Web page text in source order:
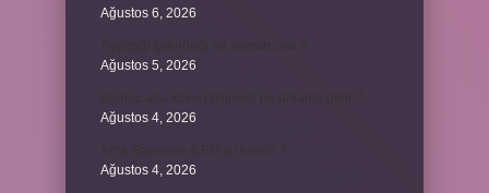
Ağustos 6, 2026
Ağustos 5, 2026
Ağustos 4, 2026
Ağustos 4, 2026